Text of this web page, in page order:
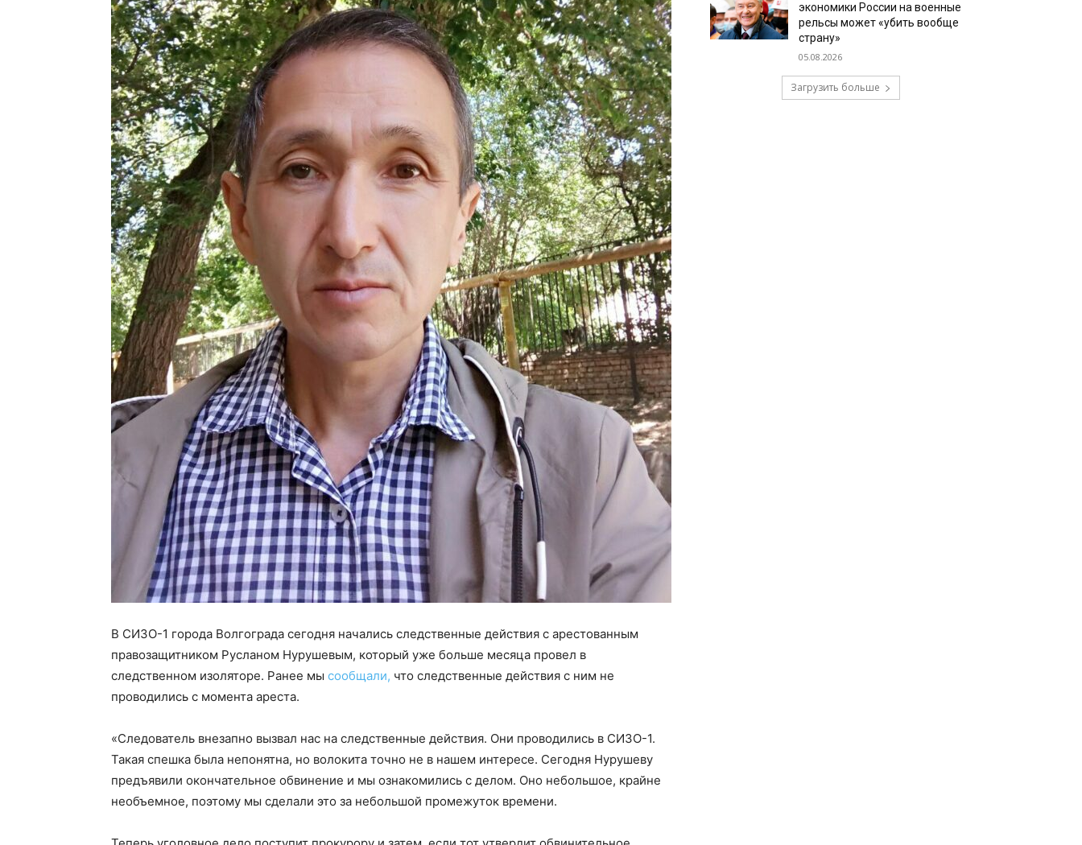
В СИЗО-1 города Волгограда сегодня начались следственные действия с арестованным
правозащитником Русланом Нурушевым, который уже больше месяца провел в
следственном изоляторе. Ранее мы сообщали, что следственные действия с ним не
проводились с момента ареста.
«Следователь внезапно вызвал нас на следственные действия. Они проводились в СИЗО-1.
Такая спешка была непонятна, но волокита точно не в нашем интересе. Сегодня Нурушеву
предъявили окончательное обвинение и мы ознакомились с делом. Оно небольшое, крайне
необъемное, поэтому мы сделали это за небольшой промежуток времени.
экономики России на военные
рельсы может «убить вообще
страну»
05.08.2026
Загрузить больше